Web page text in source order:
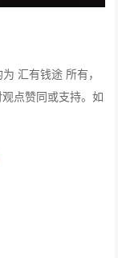
汇有钱途 所有，
点赞同或支持。如